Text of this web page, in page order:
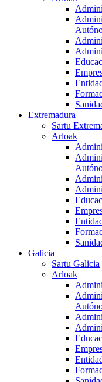
Extremadura
Sartu
Arloak
Galicia
Sartu Galicia
Arloak